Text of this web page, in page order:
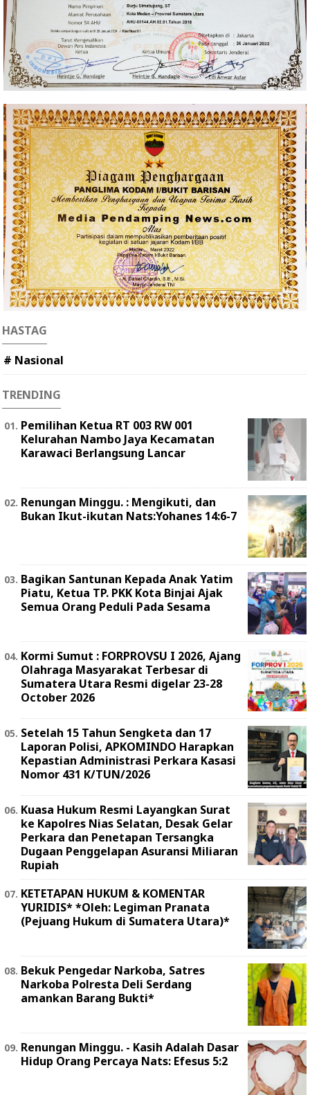
HASTAG
# Nasional
TRENDING
Pemilihan Ketua RT 003 RW 001
Kelurahan Nambo Jaya Kecamatan
Karawaci Berlangsung Lancar
Renungan Minggu. : Mengikuti, dan
Bukan Ikut-ikutan Nats:Yohanes 14:6-7
Bagikan Santunan Kepada Anak Yatim
Piatu, Ketua TP. PKK Kota Binjai Ajak
Semua Orang Peduli Pada Sesama
Kormi Sumut : FORPROVSU I 2026, Ajang
Olahraga Masyarakat Terbesar di
Sumatera Utara Resmi digelar 23-28
October 2026
Setelah 15 Tahun Sengketa dan 17
Laporan Polisi, APKOMINDO Harapkan
Kepastian Administrasi Perkara Kasasi
Nomor 431 K/TUN/2026
Kuasa Hukum Resmi Layangkan Surat
ke Kapolres Nias Selatan, Desak Gelar
Perkara dan Penetapan Tersangka
Dugaan Penggelapan Asuransi Miliaran
Rupiah
KETETAPAN HUKUM & KOMENTAR
YURIDIS* *Oleh: Legiman Pranata
(Pejuang Hukum di Sumatera Utara)*
Bekuk Pengedar Narkoba, Satres
Narkoba Polresta Deli Serdang
amankan Barang Bukti*
Renungan Minggu. - Kasih Adalah Dasar
Hidup Orang Percaya Nats: Efesus 5:2